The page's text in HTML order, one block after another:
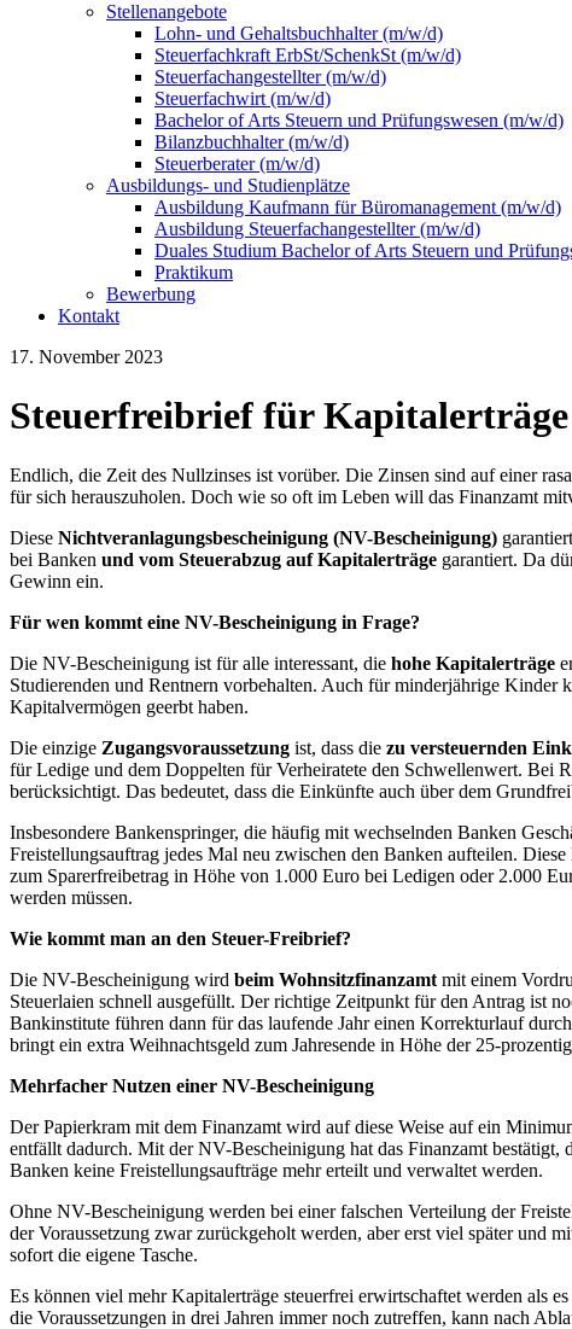
Stellenangebote
Lohn- und Gehaltsbuchhalter (m/w/d)
Steuerfachkraft ErbSt/SchenkSt (m/w/d)
Steuerfachangestellter (m/w/d)
Steuerfachwirt (m/w/d)
Bachelor of Arts Steuern und Prüfungswesen (m/w/d)
Bilanzbuchhalter (m/w/d)
Steuerberater (m/w/d)
Ausbildungs- und Studienplätze
Ausbildung Kaufmann für Büromanagement (m/w/d)
Ausbildung Steuerfachangestellter (m/w/d)
Duales Studium Bachelor of Arts Steuern und
Praktikum
Bewerbung
Kontakt
17. November 2023
Steuerfreibrief für
Endlich, die Zeit des Nullzinses ist vorüber. Die Zinsen sind auf einer
für sich herauszuholen. Doch wie so oft im Leben will das Finanzamt
Diese Nichtveranlagungsbescheinigung (NV-Bescheinigung)
bei Banken und vom Steuerabzug auf Kapitalerträge garantiert. Da
Gewinn ein.
Für wen kommt eine NV-Bescheinigung in Frage?
Die NV-Bescheinigung ist für alle interessant, die hohe Kapitalerträge
Studierenden und Rentnern vorbehalten. Auch für minderjährige
Kapitalvermögen geerbt haben.
Die einzige Zugangsvoraussetzung ist, dass die zu versteuernden
für Ledige und dem Doppelten für Verheiratete den Schwellenwert. Bei
berücksichtigt. Das bedeutet, dass die Einkünfte auch über dem
Insbesondere Bankenspringer, die häufig mit wechselnden Banken
Freistellungsauftrag jedes Mal neu zwischen den Banken aufteilen.
zum Sparerfreibetrag in Höhe von 1.000 Euro bei Ledigen oder 2.000
werden müssen.
Wie kommt man an den Steuer-Freibrief?
Die NV-Bescheinigung wird beim Wohnsitzfinanzamt mit einem
Steuerlaien schnell ausgefüllt. Der richtige Zeitpunkt für den Antrag ist
Bankinstitute führen dann für das laufende Jahr einen Korrekturlauf
bringt ein extra Weihnachtsgeld zum Jahresende in Höhe der 25-
Mehrfacher Nutzen einer NV-Bescheinigung
Der Papierkram mit dem Finanzamt wird auf diese Weise auf ein
entfällt dadurch. Mit der NV-Bescheinigung hat das Finanzamt bestätigt,
Banken keine Freistellungsaufträge mehr erteilt und verwaltet werden.
Ohne NV-Bescheinigung werden bei einer falschen Verteilung der
der Voraussetzung zwar zurückgeholt werden, aber erst viel später und
sofort die eigene Tasche.
Es können viel mehr Kapitalerträge steuerfrei erwirtschaftet werden als
die Voraussetzungen in drei Jahren immer noch zutreffen, kann nach